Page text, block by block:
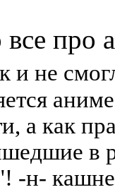
все про
и не
а как
в
-н-